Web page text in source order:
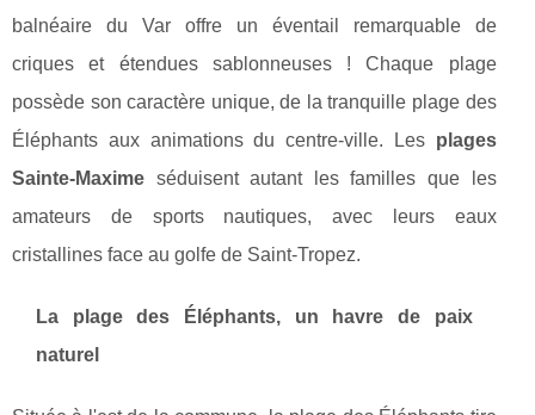
balnéaire du Var offre un éventail remarquable de
criques et étendues sablonneuses ! Chaque plage
possède son caractère unique, de la tranquille plage des
Éléphants aux animations du centre-ville. Les plages
Sainte-Maxime séduisent autant les familles que les
amateurs de sports nautiques, avec leurs eaux
cristallines face au golfe de Saint-Tropez.
La plage des Éléphants, un havre de paix
naturel